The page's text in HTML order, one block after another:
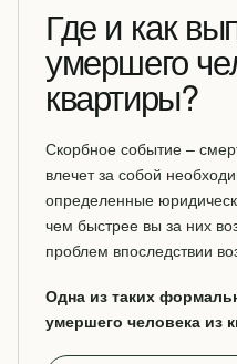
Где и как
умершего
квартиры?
Скорбное событие –
влечет за собой
определенные
чем быстрее вы за них
проблем впоследствии
Одна из таких
умершего человека из